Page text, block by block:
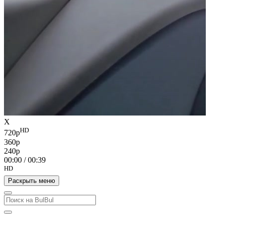
X
720pHD
360p
240p
00:00 /00:39
HD
Раскрыть меню